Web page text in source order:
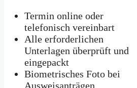
Termin online oder
telefonisch vereinbart
Alle erforderlichen
Unterlagen überprüft und
eingepackt
Biometrisches Foto bei
Ausweisanträgen